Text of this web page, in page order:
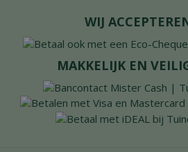
WIJ
MAKKELIJK EN